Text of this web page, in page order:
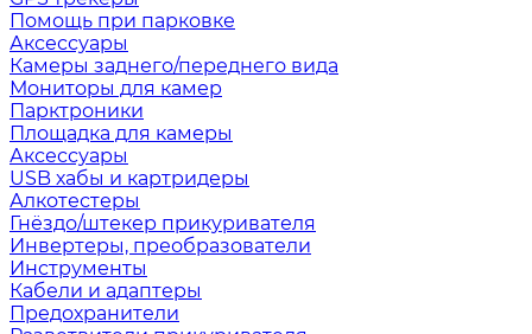
Помощь при парковке
Аксессуары
Камеры заднего/переднего вида
Мониторы для камер
Парктроники
Площадка для камеры
Аксессуары
USB хабы и картридеры
Алкотестеры
Гнёздо/штекер прикуривателя
Инвертеры, преобразователи
Инструменты
Кабели и адаптеры
Предохранители